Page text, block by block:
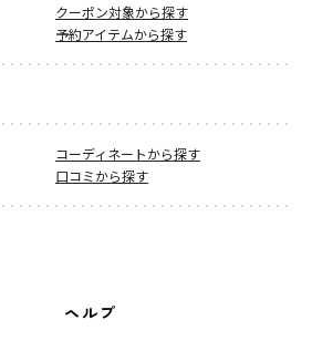
クーポン対象から探す
予約アイテムから探す
コーディネートから探す
口コミから探す
ヘルプ